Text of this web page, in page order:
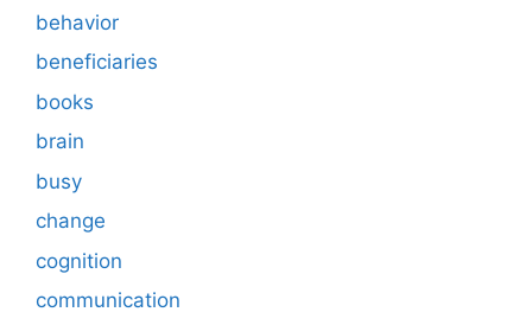
behavior
beneficiaries
books
brain
busy
change
cognition
communication